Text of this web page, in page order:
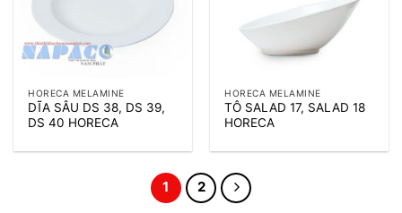
HORECA MELAMINE
DĨA SÂU DS 38, DS 39,
DS 40 HORECA
HORECA MELAMINE
TÔ SALAD 17, SALAD 18
HORECA
1 2